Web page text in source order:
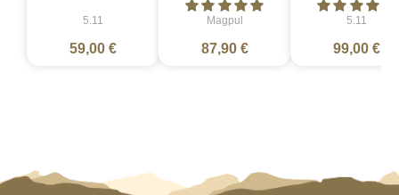
5.11
59,00 €
Magpul
87,90 €
5.11
99,00 €